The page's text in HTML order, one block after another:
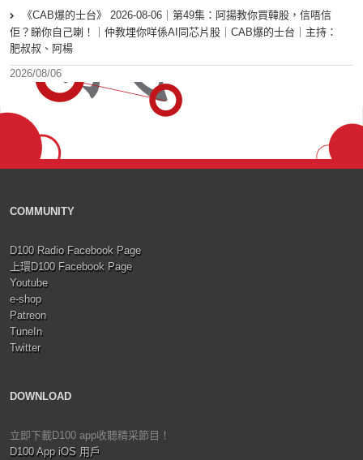
《CAB爆的士台》 2026-08-06｜第49集：阿揚教你買韓股，信唔信
佢？睇你自己喇！｜仲教埋你咩係AI同芯片股｜CAB爆的士台｜主持：
肥叔叔、阿楊
2026/08/06
COMMUNITY
D100 Radio Facebook Page
上環D100 Facebook Page
Youtube
e-shop
Patreon
TuneIn
Twitter
DOWNLOAD
立即下載D100 app收聽精采節目！
D100 App iOS 用戶